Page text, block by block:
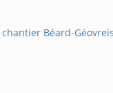
chantier Béard-